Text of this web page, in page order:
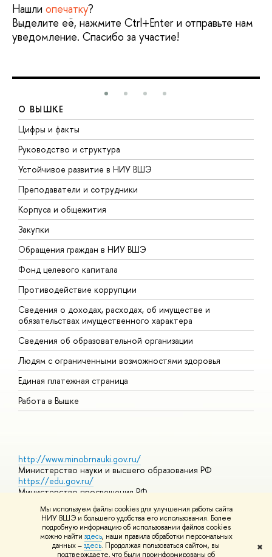
Мы используем файлы cookies для улучшения работы сайта
НИУ ВШЭ и большего удобства его использования. Более
подробную информацию об использовании файлов cookies
можно найти здесь, наши правила обработки персональных
данных –здесь. Продолжая пользоваться сайтом, вы
подтверждаете, что были проинформированы об
✖
Нашли опечатку?
Выделите её, нажмите Ctrl+Enter и отправьте нам
уведомление. Спасибо за участие!
О ВЫШКЕ
Цифры и факты
Руководство и структура
Устойчивое развитие в НИУ ВШЭ
Преподаватели и сотрудники
Корпуса и общежития
Закупки
Обращения граждан в НИУ ВШЭ
Фонд целевого капитала
Противодействие коррупции
Сведения о доходах, расходах, об имуществе и
обязательствах имущественного характера
Сведения об образовательной организации
Людям с ограниченными возможностями здоровья
Единая платежная страница
Работа в Вышке
http://www.minobrnauki.gov.ru/
Министерство науки и высшего образования РФ
https://edu.gov.ru/
Министерство просвещения РФ
Массовые открытые онлайн-курсы
© НИУ ВШЭ 1993–2026 Адреса и контактыУсловия